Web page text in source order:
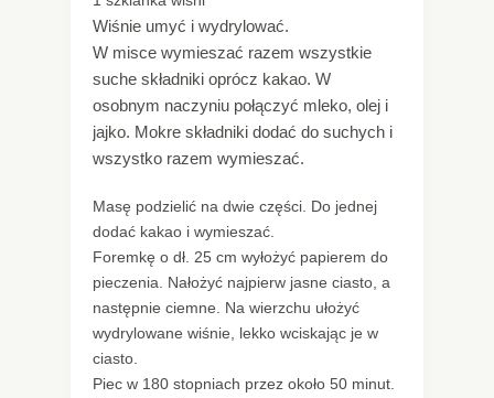
Wiśnie umyć i wydrylować.
W misce wymieszać razem wszystkie
suche składniki oprócz kakao. W
osobnym naczyniu połączyć mleko, olej i
jajko. Mokre składniki dodać do suchych i
wszystko razem wymieszać.
Masę podzielić na dwie części. Do jednej
dodać kakao i wymieszać.
Foremkę o dł. 25 cm wyłożyć papierem do
pieczenia. Nałożyć najpierw jasne ciasto, a
następnie ciemne. Na wierzchu ułożyć
wydrylowane wiśnie, lekko wciskając je w
ciasto.
Piec w 180 stopniach przez około 50 minut.